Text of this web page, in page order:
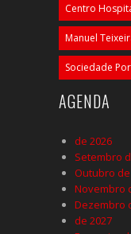
Centro
Manuel
Sociedade
AGENDA
de 2026
Setembro
Outubro
Novembro
Dezembro
de 2027